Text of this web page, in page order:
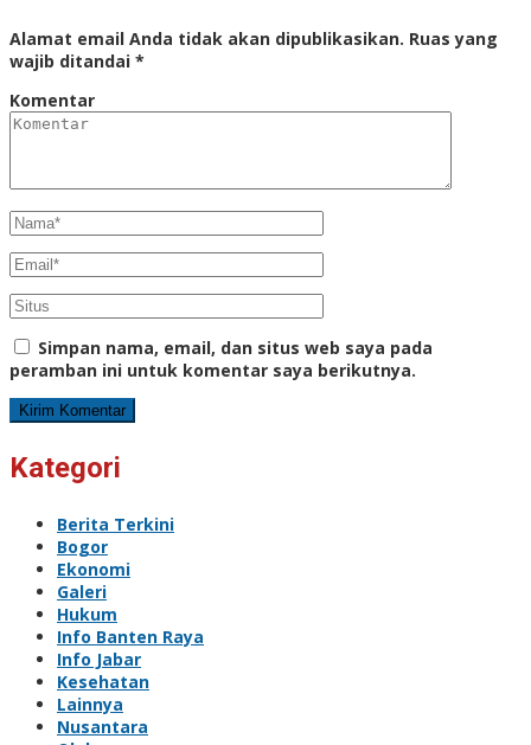
Alamat email Anda tidak akan dipublikasikan. Ruas yang
wajib ditandai *
Komentar
Simpan nama, email, dan situs web saya pada
peramban ini untuk komentar saya berikutnya.
Kategori
Berita Terkini
Bogor
Ekonomi
Galeri
Hukum
Info Banten Raya
Info Jabar
Kesehatan
Lainnya
Nusantara